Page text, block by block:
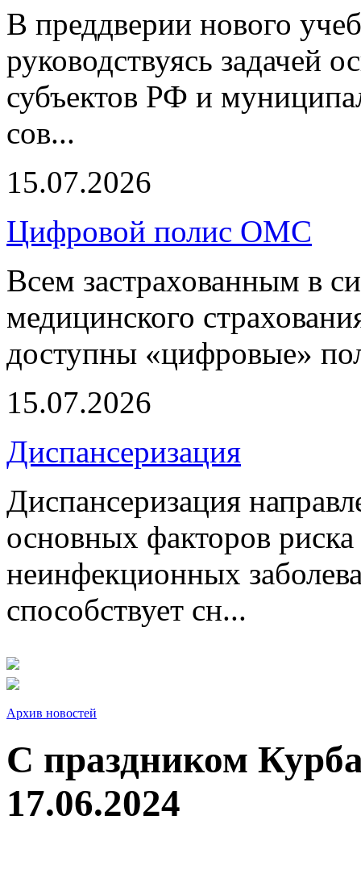
В преддверии нового
руководствуясь задачей
субъектов РФ и
сов...
15.07.2026
Цифровой полис ОМС
Всем застрахованным в
медицинского
доступны «цифровые»
15.07.2026
Диспансеризация
Диспансеризация
основных факторов
неинфекционных
способствует сн...
Архив новостей
С праздником
17.06.2024